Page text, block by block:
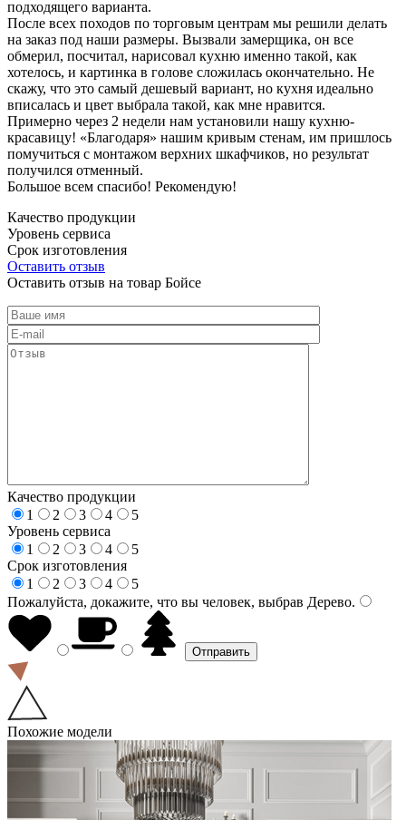
подходящего варианта.
После всех походов по торговым центрам мы решили делать
на заказ под наши размеры. Вызвали замерщика, он все
обмерил, посчитал, нарисовал кухню именно такой, как
хотелось, и картинка в голове сложилась окончательно. Не
скажу, что это самый дешевый вариант, но кухня идеально
вписалась и цвет выбрала такой, как мне нравится.
Примерно через 2 недели нам установили нашу кухню-
красавицу! «Благодаря» нашим кривым стенам, им пришлось
помучиться с монтажом верхних шкафчиков, но результат
получился отменный.
Большое всем спасибо! Рекомендую!
Качество продукции
Уровень сервиса
Срок изготовления
Оставить отзыв
Оставить отзыв на товар Бойсе
Качество продукции
1
2 3 4
5
Уровень сервиса
1
2 3 4
5
Срок изготовления
1
2 3 4
5
Пожалуйста, докажите, что вы человек, выбрав Дерево.
Похожие модели